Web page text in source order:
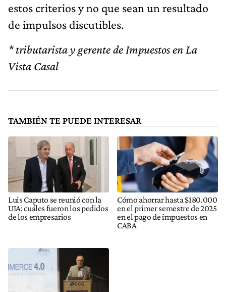
estos criterios y no que sean un resultado
de impulsos discutibles.
* tributarista y gerente de Impuestos en La
Vista Casal
TAMBIÉN TE PUEDE INTERESAR
Luis Caputo se reunió con la
UIA: cuáles fueron los pedidos
de los empresarios
Cómo ahorrar hasta $180.000
en el primer semestre de 2025
en el pago de impuestos en
CABA